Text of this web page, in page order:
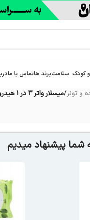
کودک سلامتبرند هاتماس با ما
و تونر/میسلار واتر 3 در 1 هیدرودرم Mattifying چشم لب و صورت پوستهای چرب و جوش دار 250 میل
شما پیشنهاد میدیم